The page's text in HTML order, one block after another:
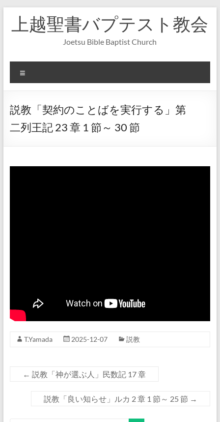
へ
上越聖書バプテスト教会
Joetsu Bible Baptist Church
ニ
ー
説教「契約のことばを実行する」第
二列王記 23 章 1 節～ 30 節
T.Yamada 2025-12-07 説教
← 説教「神が選ぶ人」民数記 17 章
説教「良い知らせ」ルカ 2 章 1 節～ 25 節 →